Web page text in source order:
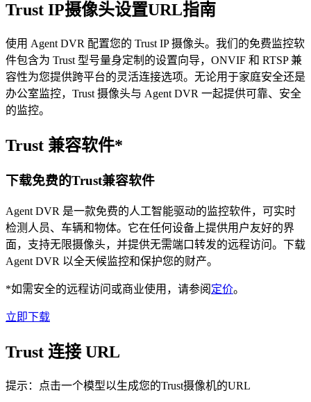
Trust IP摄像头设置URL指南
使用 Agent DVR 配置您的 Trust IP 摄像头。我们的免费监控软
件包含为 Trust 型号量身定制的设置向导，ONVIF 和 RTSP 兼
容性为您提供跨平台的灵活连接选项。无论用于家庭安全还是
办公室监控，Trust 摄像头与 Agent DVR 一起提供可靠、安全
的监控。
Trust 兼容软件*
下载免费的Trust兼容软件
Agent DVR 是一款免费的人工智能驱动的监控软件，可实时
检测人员、车辆和物体。它在任何设备上提供用户友好的界
面，支持无限摄像头，并提供无需端口转发的远程访问。下载
Agent DVR 以全天候监控和保护您的财产。
*如需安全的远程访问或商业使用，请参阅 定价。
立即下载
Trust 连接 URL
提示：点击一个模型以生成您的Trust摄像机的URL